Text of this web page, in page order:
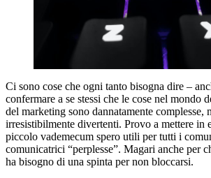
Ci sono cose che ogni tanto bisogna dire –
confermare a se stessi che le cose nel mondo
del marketing sono dannatamente complesse,
irresistibilmente divertenti. Provo a mettere in
piccolo vademecum spero utili per tutti i
comunicatrici “perplesse”. Magari anche per
ha bisogno di una spinta per non bloccarsi.